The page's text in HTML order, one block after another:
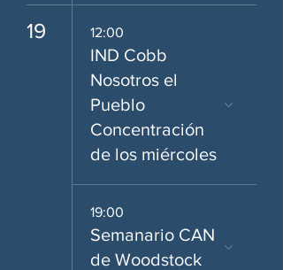
19 12:00
IND Cobb
Nosotros el
Pueblo
Concentración
de los miércoles
19:00
Semanario CAN
de Woodstock